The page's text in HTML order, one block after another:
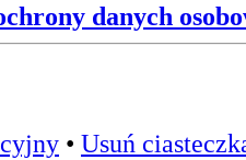
danych
• Usuń